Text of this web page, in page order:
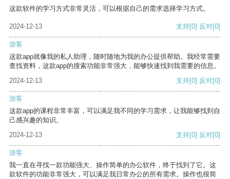
这款软件的学习方式非常灵活，可以根据自己的需求选择学习方式。
2024-12-13 支持[0] 反对[0]
游客
这款app就像我的私人助理，随时随地为我的办公提供帮助。我经常需要
查找资料，这款app的搜索功能非常强大，能够快速找到我需要的信息。
2024-12-13
支持[0] 反对[0]
游客
这款app的课程非常丰富，可以满足我不同的学习需求，让我能够找到自
己感兴趣的知识。
2024-12-13
支持[0] 反对[0]
游客
我一直在寻找一款功能强大、操作简单的办公软件，终于找到了它。这
款软件的功能非常强大，可以满足我日常办公的所有需求。操作也很简